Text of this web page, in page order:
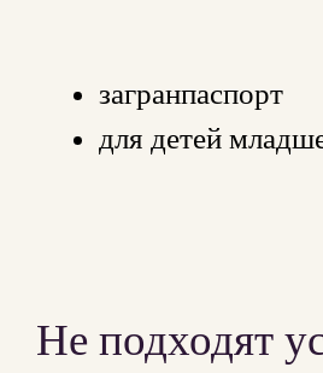
загранпаспорт
для детей
Не подходят